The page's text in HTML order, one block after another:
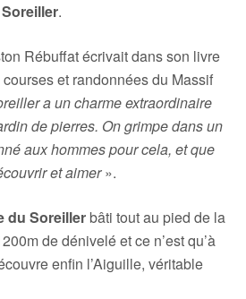
Soreiller.
Rébuffat écrivait dans son livre
et randonnées du Massif
a un charme extraordinaire
de pierres. On grimpe dans un
aux hommes pour cela, et que
et aimer».
du Soreillerbâti tout au pied de la
de dénivelé et ce n’est qu’à
enfin l’Aiguille, véritable